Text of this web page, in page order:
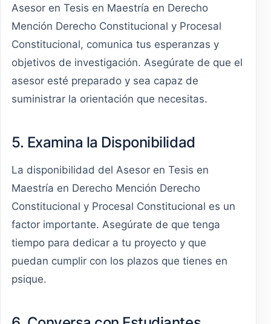
Asesor en Tesis en Maestría en Derecho
Mención Derecho Constitucional y Procesal
Constitucional, comunica tus esperanzas y
objetivos de investigación. Asegúrate de que el
asesor esté preparado y sea capaz de
suministrar la orientación que necesitas.
5. Examina la Disponibilidad
La disponibilidad del Asesor en Tesis en
Maestría en Derecho Mención Derecho
Constitucional y Procesal Constitucional es un
factor importante. Asegúrate de que tenga
tiempo para dedicar a tu proyecto y que
puedan cumplir con los plazos que tienes en
psique.